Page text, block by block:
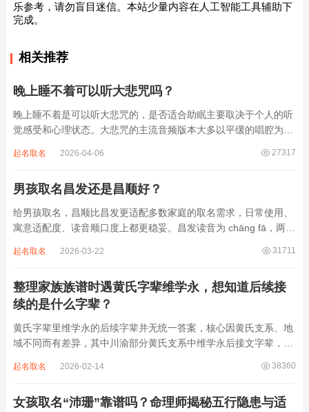
乐参考，请勿盲目迷信。本站少量内容在人工智能工具辅助下
完成。
相关推荐
晚上睡不着可以听大悲咒吗？
晚上睡不着是可以听大悲咒的，是否适合助眠主要取决于个人的听
觉感受和心理状态。大悲咒的主流音频版本大多以平缓的唱腔为
急促的鼓点，这类音频本身具备静心的基础特质。睡前思绪繁杂、
27317
起名取名 2026-04-06
男孩取名昌发还是昌顺好？
给男孩取名，昌顺比昌发更适配多数家庭的取名需求，日常使用、
寓意适配度、读音顺口度上都更稳妥。昌发读音为 chāng fā，两个
离叫名字时辨识度不高。昌字本义为兴盛、繁茂，发字核心指向发
31711
起名取名 2026-03-22
整理家族族谱时遇黄氏字辈维学永，想知道后续接
续的是什么字辈？
黄氏字辈里维学永的后续字辈并无统一答案，核心因黄氏支系、地
域不同而有差异，其中川渝部分黄氏支系中维学永后接文字辈，完
某支系的续修字辈，在安岳、岳池一带的黄氏族谱里能明确查到，
38360
起名取名 2026-02-14
女孩取名“沛珊”靠谱吗？命理师揭秘五行隐患与适